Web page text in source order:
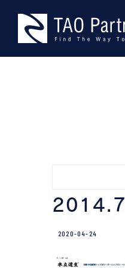
content
2014.7
2020-04-24